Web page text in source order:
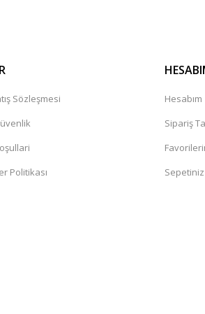
Sözleşmesi
Politikası
Hesabım
Sipariş
Sepetiniz